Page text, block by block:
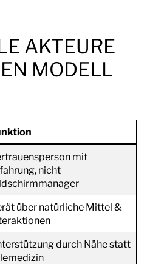
AKTEURE
MODELL
mit
nicht
über natürliche Mittel &
durch Nähe statt